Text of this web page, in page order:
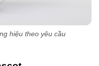
hiệu theo yêu cầu